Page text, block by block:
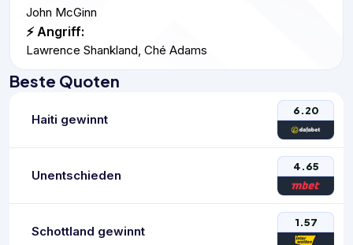
John McGinn
⚡ Angriff:
Lawrence Shankland, Ché Adams
Beste Quoten
Haiti gewinnt
6.20
Unentschieden
4.65
Schottland gewinnt
1.57